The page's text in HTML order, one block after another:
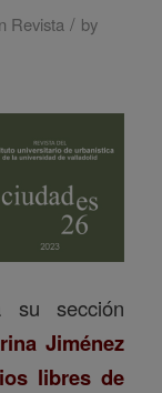
Revista / by
su sección
Jiménez
libres de